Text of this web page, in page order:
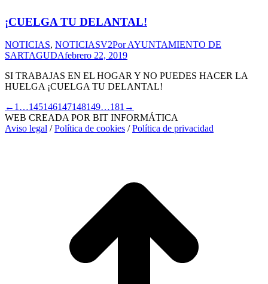
¡CUELGA TU DELANTAL!
NOTICIAS, NOTICIASV2PorAYUNTAMIENTO DE
SARTAGUDAfebrero 22, 2019
SI TRABAJAS EN EL HOGAR Y NO PUEDES HACER LA
HUELGA ¡CUELGA TU DELANTAL!
← 1 …145146147148149…181 →
WEB CREADA POR BIT INFORMÁTICA
Aviso legal /Política de cookies /Política de privacidad